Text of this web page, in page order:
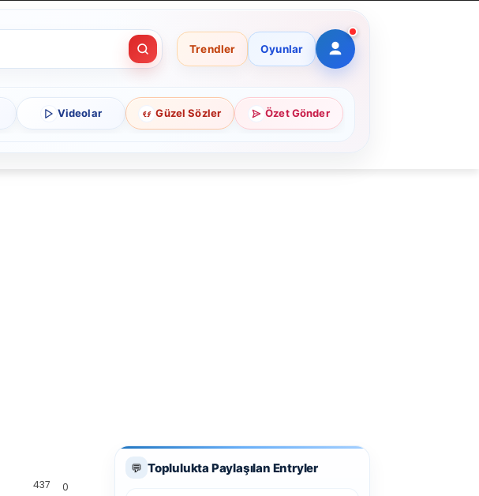
Trendler Oyunlar
Videolar Güzel Sözler Özet Gönder
0
437
💬 Toplulukta Paylaşılan Entryler